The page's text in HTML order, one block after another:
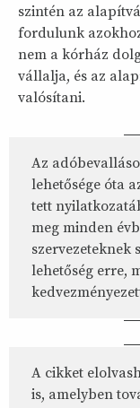
szintén az
fordulunk
nem a kórház
vállalja, és az
valósítani.
Az
lehetősége óta
tett
meg minden
szervezeteknek
lehetőség erre,
A cikket
is, amelyben